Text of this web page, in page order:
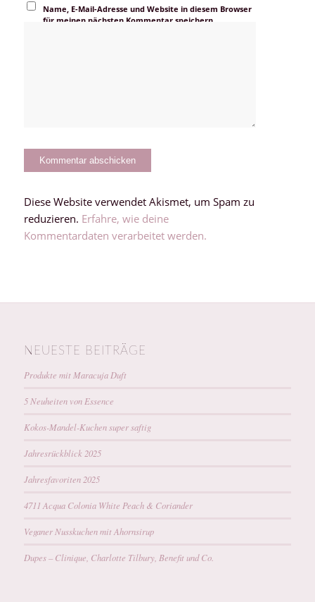
Name, E-Mail-Adresse und Website in diesem Browser
für meinen nächsten Kommentar speichern.
Diese Website verwendet Akismet, um Spam zu
reduzieren. Erfahre, wie deine
Kommentardaten verarbeitet werden.
NEUESTE BEITRÄGE
Produkte mit Maracuja Duft
5 Neuheiten von Essence
Kokos-Mandel-Kuchen super saftig
Jahresrückblick 2025
Jahresfavoriten 2025
4711 Acqua Colonia White Peach & Coriander
Veganer Nusskuchen mit Ahornsirup
Dupes – Clinique, Charlotte Tilbury, Benefit und Co.